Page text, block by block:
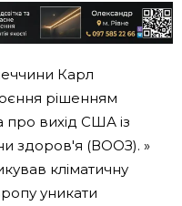
Карл
рішенням
вихід США із
здоров'я (ВООЗ). »
кліматичну
уникати